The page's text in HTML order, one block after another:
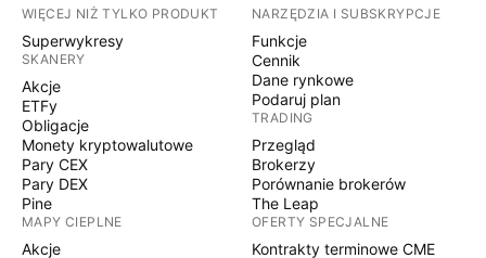
WIĘCEJ NIŻ TYLKO PRODUKT
Superwykresy
SKANERY
Akcje
ETFy
Obligacje
Monety kryptowalutowe
Pary CEX
Pary DEX
Pine
MAPY CIEPLNE
Akcje
NARZĘDZIA I SUBSKRYPCJE
Funkcje
Cennik
Dane rynkowe
Podaruj plan
TRADING
Przegląd
Brokerzy
Porównanie brokerów
The Leap
OFERTY SPECJALNE
Kontrakty terminowe CME